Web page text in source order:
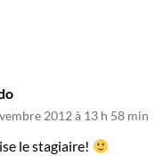
2012 à 13 h 58 min
le stagiaire!